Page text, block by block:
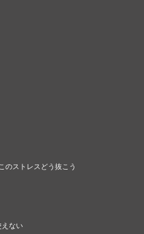
ストレスどう抜こう
えない